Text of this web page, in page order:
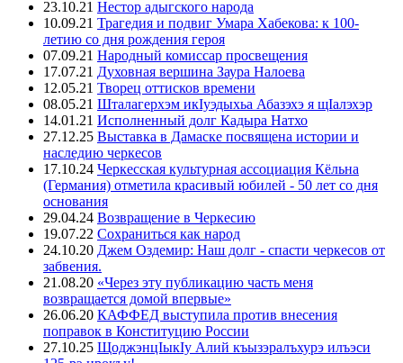
23.10.21 Нестор адыгского народа
10.09.21 Трагедия и подвиг Умара Хабекова: к 100-
летию со дня рождения героя
07.09.21 Народный комиссар просвещения
17.07.21 Духовная вершина Заура Налоева
12.05.21 Творец оттисков времени
08.05.21 Шталагерхэм икIуэдыхьа Абазэхэ я щIалэхэр
14.01.21 Исполненный долг Кадыра Натхо
27.12.25 Выставка в Дамаске посвящена истории и
наследию черкесов
17.10.24 Черкесская культурная ассоциация Кёльна
(Германия) отметила красивый юбилей - 50 лет со дня
основания
29.04.24 Возвращение в Черкесию
19.07.22 Сохраниться как народ
24.10.20 Джем Оздемир: Наш долг - спасти черкесов от
забвения.
21.08.20 «Через эту публикацию часть меня
возвращается домой впервые»
26.06.20 КАФФЕД выступила против внесения
поправок в Конституцию России
27.10.25 ЩоджэнцIыкIу Алий къызэралъхурэ илъэси